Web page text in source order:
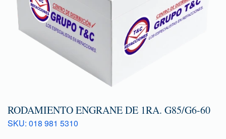
RODAMIENTO ENGRANE DE 1RA. G85/G6-60
SKU: 018 981 5310